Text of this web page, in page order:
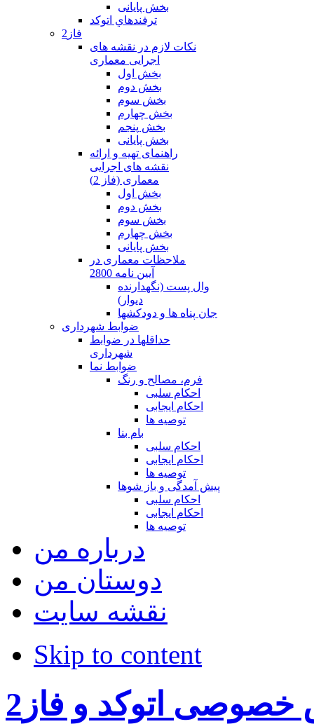
بخش پایانی
ترفندهاي اتوكد
فاز2
نکات لازم در نقشه های
اجرایی معماری
بخش اول
بخش دوم
بخش سوم
بخش چهارم
بخش پنجم
بخش پایانی
راهنمای تهیه و ارائه
نقشه های اجرایی
معماری (فاز 2)
بخش اول
بخش دوم
بخش سوم
بخش چهارم
بخش پایانی
ملاحظات معماری در
آیین نامه 2800
وال پست (نگهدارنده
دیوار)
جان پناه ها و دودکشها
ضوابط شهرداری
حداقلها در ضوابط
شهرداری
ضوابط نما
فرم، مصالح و رنگ
احکام سلبی
احکام ایجابی
توصیه ها
بام بنا
احکام سلبی
احکام ایجابی
توصیه ها
پیش آمدگی و باز شوها
احکام سلبی
احکام ایجابی
توصیه ها
درباره من
دوستان من
نقشه سایت
Skip to content
اتوکد و فاز2